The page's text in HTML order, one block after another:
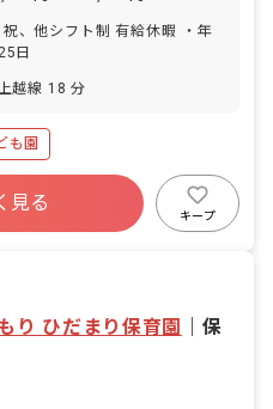
祝、他シフト制 有給休暇 ・年
日
越線 18 分
も園
見る
キープ
り ひだまり保育園
保